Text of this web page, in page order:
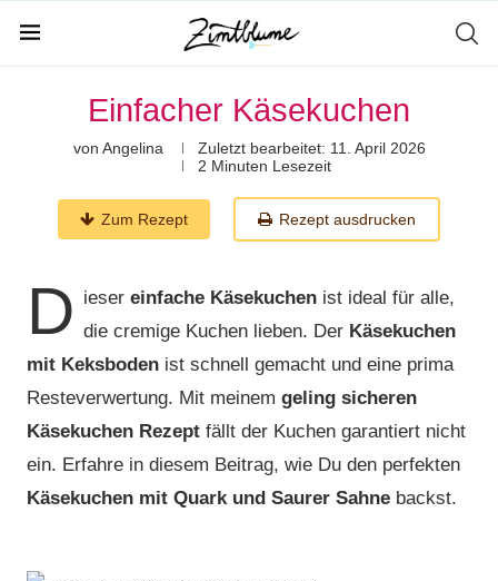
Einfacher Käsekuchen
von Angelina Zuletzt bearbeitet: 11. April 2026
2 Minuten Lesezeit
Zum Rezept Rezept ausdrucken
D ieser einfache Käsekuchen ist ideal für alle,
die cremige Kuchen lieben. Der Käsekuchen
mit Keksboden ist schnell gemacht und eine prima
Resteverwertung. Mit meinem geling sicheren
Käsekuchen Rezept fällt der Kuchen garantiert nicht
ein. Erfahre in diesem Beitrag, wie Du den perfekten
Käsekuchen mit Quark und Saurer Sahne backst.